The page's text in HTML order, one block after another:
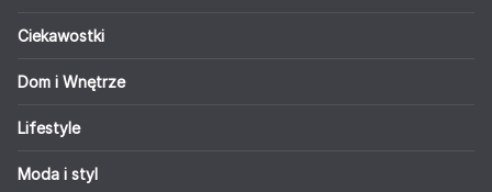
Ciekawostki
Dom i Wnętrze
Lifestyle
Moda i styl